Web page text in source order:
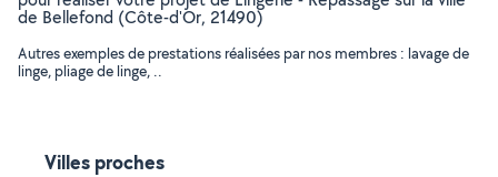
de Bellefond (Côte-d'Or, 21490)
Autres exemples de prestations réalisées par nos membres : lavage de
linge, pliage de linge, ..
Villes proches